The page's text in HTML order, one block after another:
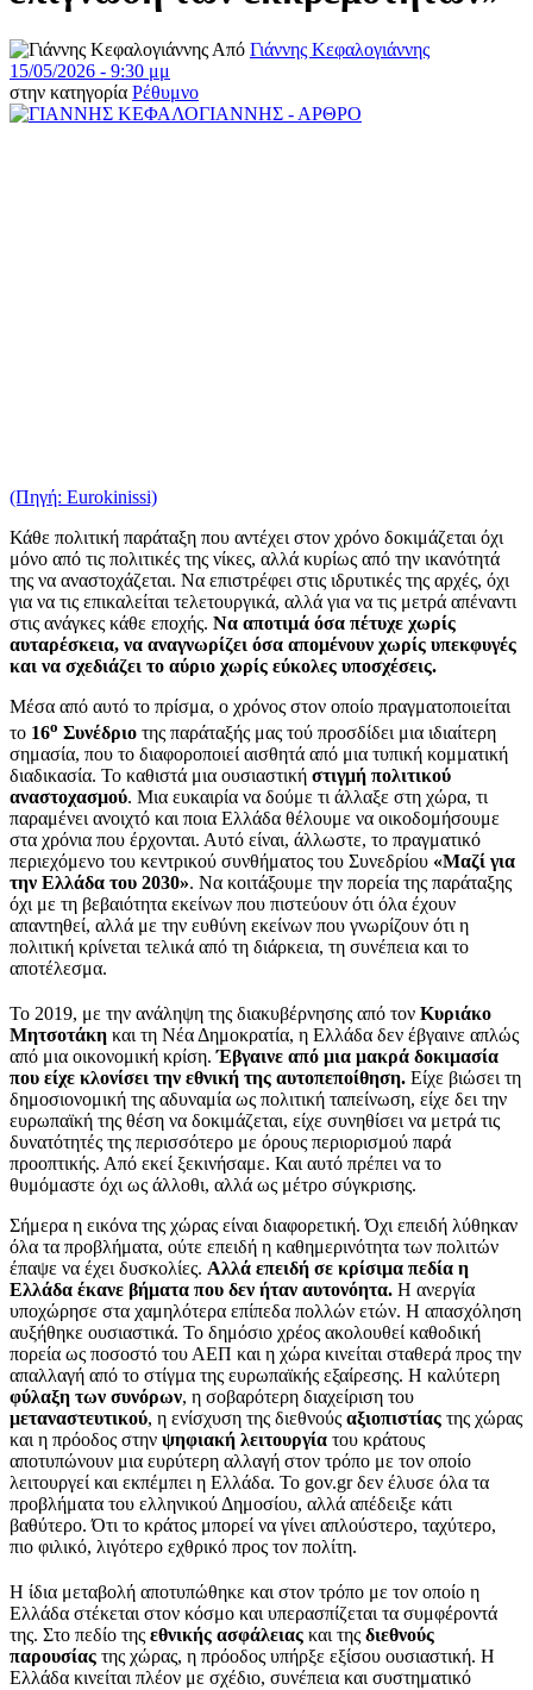
Από Γιάννης Κεφαλογιάννης
15/05/2026 - 9:30 μμ
στην κατηγορία Ρέθυμνο
(Πηγή: Eurokinissi)
Κάθε πολιτική παράταξη που αντέχει στον χρόνο δοκιμάζεται όχι
μόνο από τις πολιτικές της νίκες, αλλά κυρίως από την ικανότητά
της να αναστοχάζεται. Να επιστρέφει στις ιδρυτικές της αρχές, όχι
για να τις επικαλείται τελετουργικά, αλλά για να τις μετρά απέναντι
στις ανάγκες κάθε εποχής. Να αποτιμά όσα πέτυχε χωρίς
αυταρέσκεια, να αναγνωρίζει όσα απομένουν χωρίς υπεκφυγές
και να σχεδιάζει το αύριο χωρίς εύκολες υποσχέσεις.
Μέσα από αυτό το πρίσμα, ο χρόνος στον οποίο πραγματοποιείται
το 16ο Συνέδριο της παράταξής μας τού προσδίδει μια ιδιαίτερη
σημασία, που το διαφοροποιεί αισθητά από μια τυπική κομματική
διαδικασία. Το καθιστά μια ουσιαστική στιγμή πολιτικού
αναστοχασμού. Μια ευκαιρία να δούμε τι άλλαξε στη χώρα, τι
παραμένει ανοιχτό και ποια Ελλάδα θέλουμε να οικοδομήσουμε
στα χρόνια που έρχονται. Αυτό είναι, άλλωστε, το πραγματικό
περιεχόμενο του κεντρικού συνθήματος του Συνεδρίου «Μαζί για
την Ελλάδα του 2030». Να κοιτάξουμε την πορεία της παράταξης
όχι με τη βεβαιότητα εκείνων που πιστεύουν ότι όλα έχουν
απαντηθεί, αλλά με την ευθύνη εκείνων που γνωρίζουν ότι η
πολιτική κρίνεται τελικά από τη διάρκεια, τη συνέπεια και το
αποτέλεσμα.
Το 2019, με την ανάληψη της διακυβέρνησης από τον Κυριάκο
Μητσοτάκη και τη Νέα Δημοκρατία, η Ελλάδα δεν έβγαινε απλώς
από μια οικονομική κρίση.Έβγαινε από μια μακρά δοκιμασία
που είχε κλονίσει την εθνική της αυτοπεποίθηση. Είχε βιώσει τη
δημοσιονομική της αδυναμία ως πολιτική ταπείνωση, είχε δει την
ευρωπαϊκή της θέση να δοκιμάζεται, είχε συνηθίσει να μετρά τις
δυνατότητές της περισσότερο με όρους περιορισμού παρά
προοπτικής. Από εκεί ξεκινήσαμε. Και αυτό πρέπει να το
θυμόμαστε όχι ως άλλοθι, αλλά ως μέτρο σύγκρισης.
Σήμερα η εικόνα της χώρας είναι διαφορετική. Όχι επειδή λύθηκαν
όλα τα προβλήματα, ούτε επειδή η καθημερινότητα των πολιτών
έπαψε να έχει δυσκολίες. Αλλά επειδή σε κρίσιμα πεδία η
Ελλάδα έκανε βήματα που δεν ήταν αυτονόητα. Η ανεργία
υποχώρησε στα χαμηλότερα επίπεδα πολλών ετών. Η απασχόληση
αυξήθηκε ουσιαστικά. Το δημόσιο χρέος ακολουθεί καθοδική
πορεία ως ποσοστό του ΑΕΠ και η χώρα κινείται σταθερά προς την
απαλλαγή από το στίγμα της ευρωπαϊκής εξαίρεσης. Η καλύτερη
φύλαξη των συνόρων, η σοβαρότερη διαχείριση του
μεταναστευτικού, η ενίσχυση της διεθνούς αξιοπιστίας της χώρας
και η πρόοδος στην ψηφιακή λειτουργία του κράτους
αποτυπώνουν μια ευρύτερη αλλαγή στον τρόπο με τον οποίο
λειτουργεί και εκπέμπει η Ελλάδα. Το gov.gr δεν έλυσε όλα τα
προβλήματα του ελληνικού Δημοσίου, αλλά απέδειξε κάτι
βαθύτερο. Ότι το κράτος μπορεί να γίνει απλούστερο, ταχύτερο,
πιο φιλικό, λιγότερο εχθρικό προς τον πολίτη.
Η ίδια μεταβολή αποτυπώθηκε και στον τρόπο με τον οποίο η
Ελλάδα στέκεται στον κόσμο και υπερασπίζεται τα συμφέροντά
της. Στο πεδίο της εθνικής ασφάλειας και της διεθνούς
παρουσίας της χώρας, η πρόοδος υπήρξε εξίσου ουσιαστική. Η
Ελλάδα κινείται πλέον με σχέδιο, συνέπεια και συστηματικό